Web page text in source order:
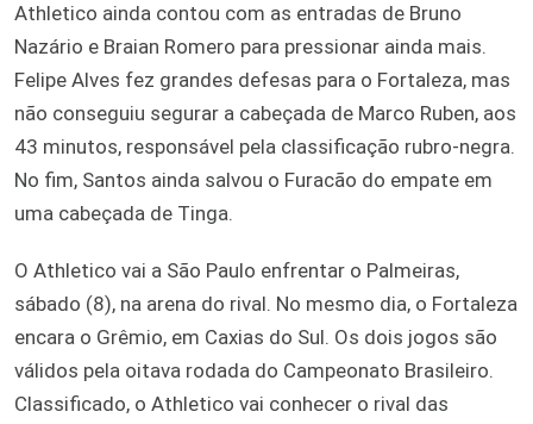
Athletico ainda contou com as entradas de Bruno
Nazário e Braian Romero para pressionar ainda mais.
Felipe Alves fez grandes defesas para o Fortaleza, mas
não conseguiu segurar a cabeçada de Marco Ruben, aos
43 minutos, responsável pela classificação rubro-negra.
No fim, Santos ainda salvou o Furacão do empate em
uma cabeçada de Tinga.
O Athletico vai a São Paulo enfrentar o Palmeiras,
sábado (8), na arena do rival. No mesmo dia, o Fortaleza
encara o Grêmio, em Caxias do Sul. Os dois jogos são
válidos pela oitava rodada do Campeonato Brasileiro.
Classificado, o Athletico vai conhecer o rival das